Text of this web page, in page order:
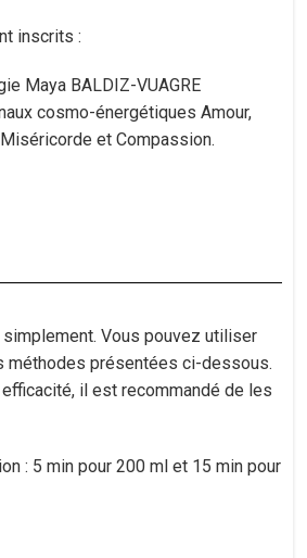
inscrits :
Maya BALDIZ-VUAGRE
cosmo-énergétiques Amour,
et Compassion.
simplement. Vous pouvez utiliser
méthodes présentées ci-dessous.
il est recommandé de les
: 5 min pour 200 ml et 15 min pour